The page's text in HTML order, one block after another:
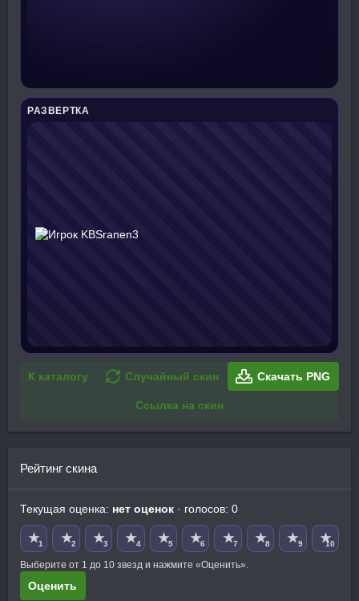
РАЗВЕРТКА
К каталогу Случайный скин Скачать PNG
Ссылка на скин
Рейтинг скина
Текущая оценка: нет оценок · голосов: 0
★1 ★2 ★3 ★4 ★5 ★6 ★7 ★8 ★9 ★10
Выберите от 1 до 10 звезд и нажмите «Оценить».
Оценить